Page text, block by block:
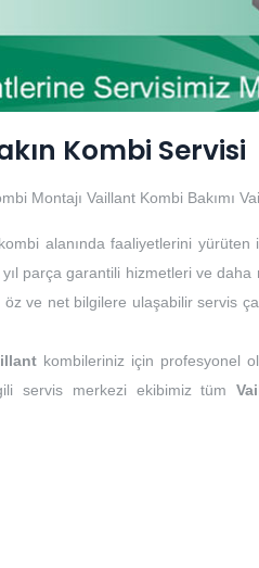
Kombi Servisi
Montajı Vaillant Kombi Bakımı
alanında faaliyetlerini
parça garantili hizmetleri ve daha
ve net bilgilere ulaşabilir servis
kombileriniz için profesyonel
servis merkezi ekibimiz tüm